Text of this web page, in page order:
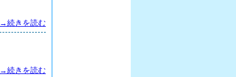
→続きを読む
→続きを読む